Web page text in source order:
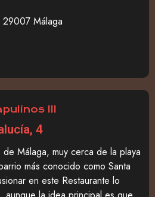
Málaga
III
4
Málaga, muy cerca de la playa
más conocido como Santa
en este Restaurante lo